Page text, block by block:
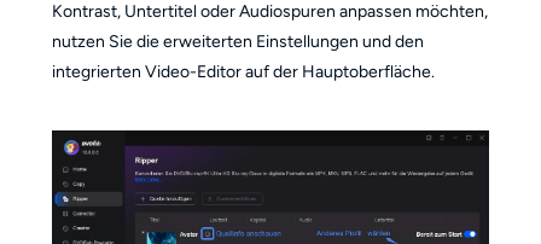
Kontrast, Untertitel oder Audiospuren anpassen möchten,
nutzen Sie die erweiterten Einstellungen und den
integrierten Video-Editor auf der Hauptoberfläche.